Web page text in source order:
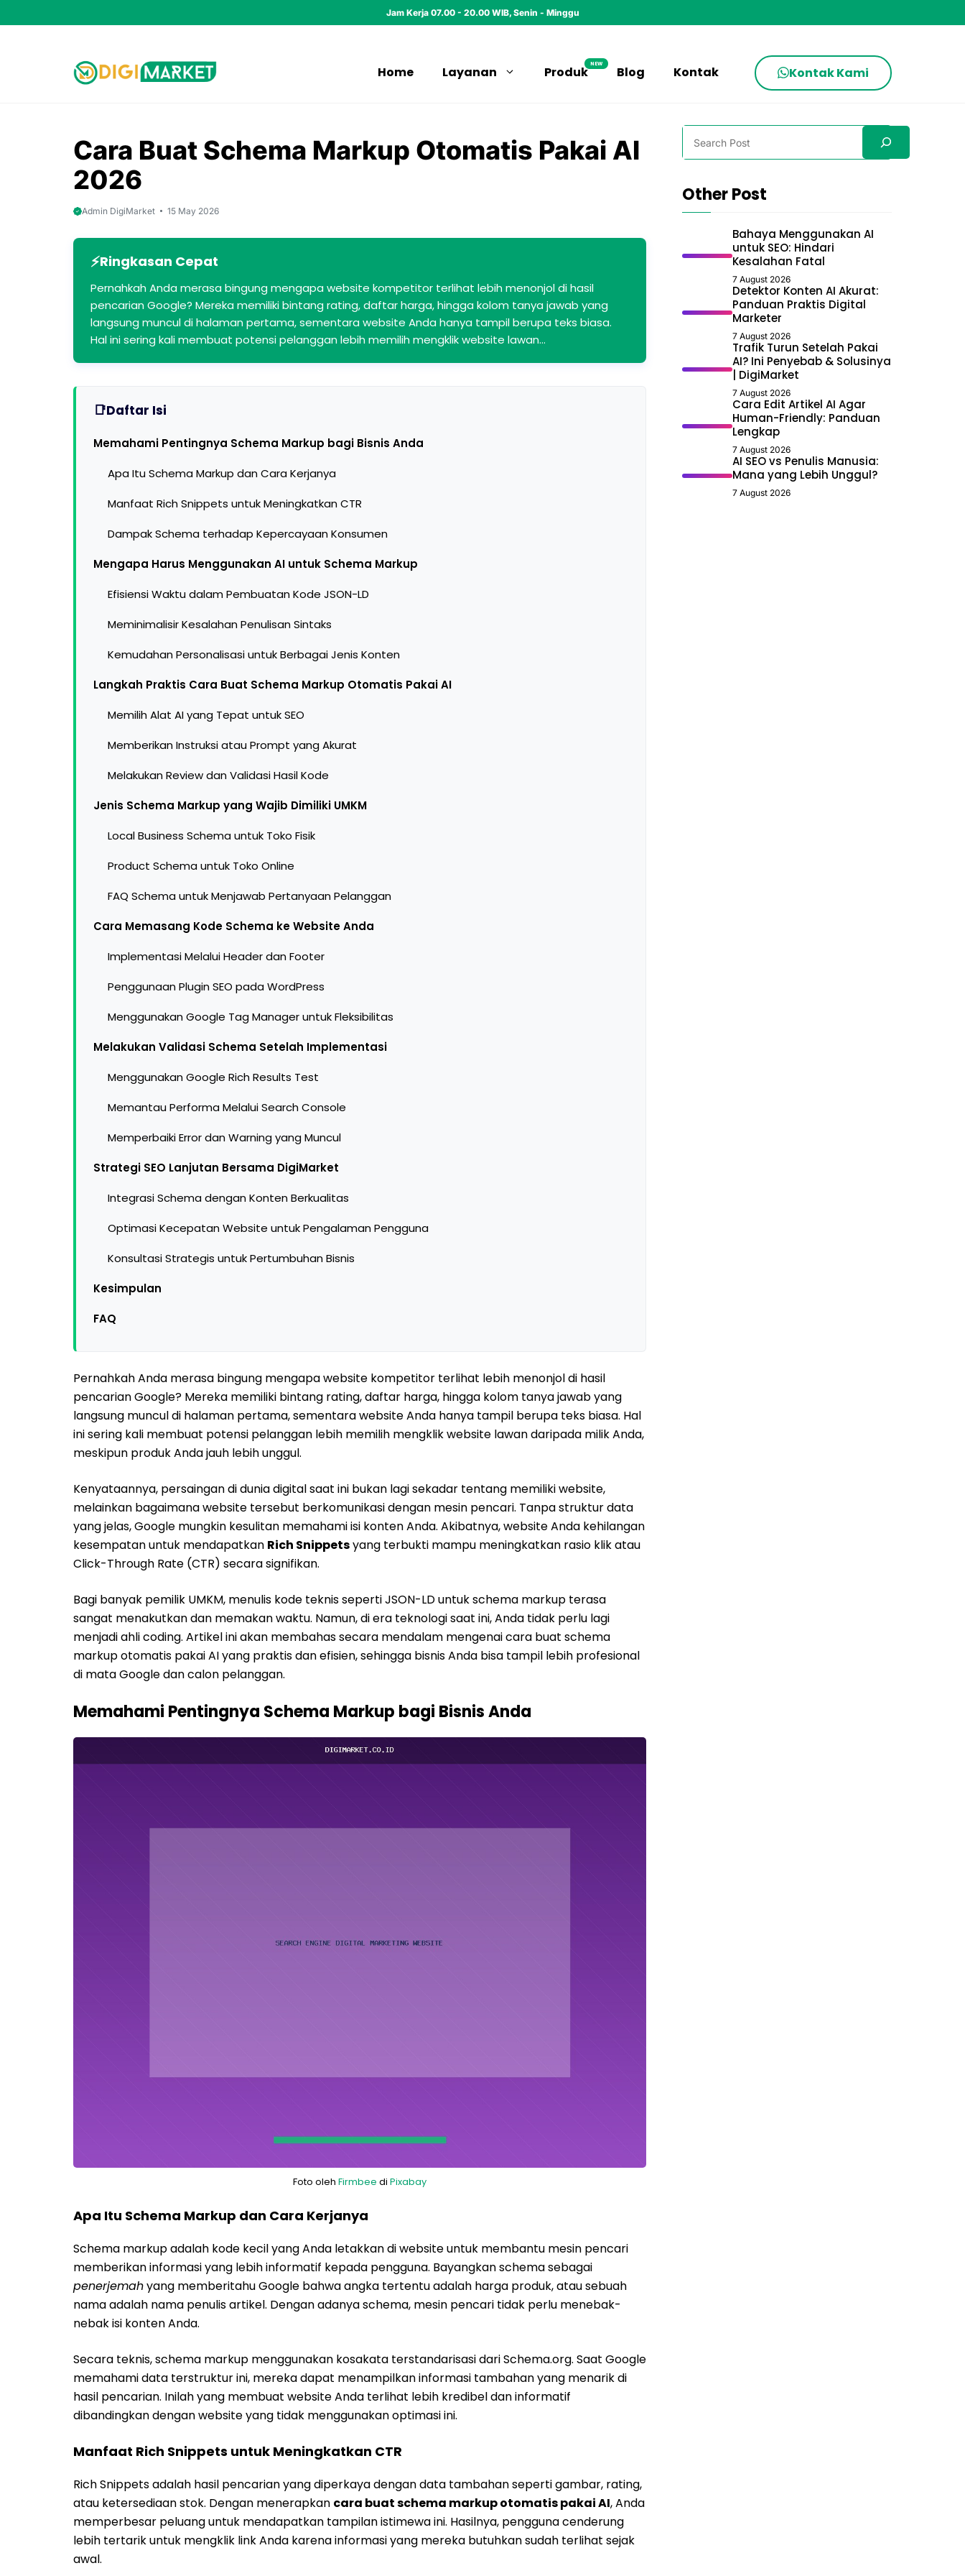
to
Jam Kerja 07.00 - 20.00 WIB, Senin - Minggu
Home Layanan Produk
NEW
Blog Kontak Kontak Kami
Cara Buat Schema Markup Otomatis Pakai AI
2026
Admin DigiMarket 15 May 2026
Ringkasan Cepat
Pernahkah Anda merasa bingung mengapa website kompetitor terlihat lebih menonjol di hasil
pencarian Google? Mereka memiliki bintang rating, daftar harga, hingga kolom tanya jawab yang
langsung muncul di halaman pertama, sementara website Anda hanya tampil berupa teks biasa.
Hal ini sering kali membuat potensi pelanggan lebih memilih mengklik website lawan…
Daftar Isi
Memahami Pentingnya Schema Markup bagi Bisnis Anda
Apa Itu Schema Markup dan Cara Kerjanya
Manfaat Rich Snippets untuk Meningkatkan CTR
Dampak Schema terhadap Kepercayaan Konsumen
Mengapa Harus Menggunakan AI untuk Schema Markup
Efisiensi Waktu dalam Pembuatan Kode JSON-LD
Meminimalisir Kesalahan Penulisan Sintaks
Kemudahan Personalisasi untuk Berbagai Jenis Konten
Langkah Praktis Cara Buat Schema Markup Otomatis Pakai AI
Memilih Alat AI yang Tepat untuk SEO
Memberikan Instruksi atau Prompt yang Akurat
Melakukan Review dan Validasi Hasil Kode
Jenis Schema Markup yang Wajib Dimiliki UMKM
Local Business Schema untuk Toko Fisik
Product Schema untuk Toko Online
FAQ Schema untuk Menjawab Pertanyaan Pelanggan
Cara Memasang Kode Schema ke Website Anda
Implementasi Melalui Header dan Footer
Penggunaan Plugin SEO pada WordPress
Menggunakan Google Tag Manager untuk Fleksibilitas
Melakukan Validasi Schema Setelah Implementasi
Menggunakan Google Rich Results Test
Memantau Performa Melalui Search Console
Memperbaiki Error dan Warning yang Muncul
Strategi SEO Lanjutan Bersama DigiMarket
Integrasi Schema dengan Konten Berkualitas
Optimasi Kecepatan Website untuk Pengalaman Pengguna
Konsultasi Strategis untuk Pertumbuhan Bisnis
Kesimpulan
FAQ
Pernahkah Anda merasa bingung mengapa website kompetitor terlihat lebih menonjol di hasil
pencarian Google? Mereka memiliki bintang rating, daftar harga, hingga kolom tanya jawab yang
langsung muncul di halaman pertama, sementara website Anda hanya tampil berupa teks biasa. Hal
ini sering kali membuat potensi pelanggan lebih memilih mengklik website lawan daripada milik Anda,
meskipun produk Anda jauh lebih unggul.
Kenyataannya, persaingan di dunia digital saat ini bukan lagi sekadar tentang memiliki website,
melainkan bagaimana website tersebut berkomunikasi dengan mesin pencari. Tanpa struktur data
yang jelas, Google mungkin kesulitan memahami isi konten Anda. Akibatnya, website Anda kehilangan
kesempatan untuk mendapatkan Rich Snippetsyang terbukti mampu meningkatkan rasio klik atau
Click-Through Rate (CTR) secara signifikan.
Bagi banyak pemilik UMKM, menulis kode teknis seperti JSON-LD untuk schema markup terasa
sangat menakutkan dan memakan waktu. Namun, di era teknologi saat ini, Anda tidak perlu lagi
menjadi ahli coding. Artikel ini akan membahas secara mendalam mengenai cara buat schema
markup otomatis pakai AI yang praktis dan efisien, sehingga bisnis Anda bisa tampil lebih profesional
di mata Google dan calon pelanggan.
Memahami Pentingnya Schema Markup bagi Bisnis Anda
Foto oleh Firmbee di Pixabay
Apa Itu Schema Markup dan Cara Kerjanya
Schema markup adalah kode kecil yang Anda letakkan di website untuk membantu mesin pencari
memberikan informasi yang lebih informatif kepada pengguna. Bayangkan schema sebagai
penerjemahyang memberitahu Google bahwa angka tertentu adalah harga produk, atau sebuah
nama adalah nama penulis artikel. Dengan adanya schema, mesin pencari tidak perlu menebak-
nebak isi konten Anda.
Secara teknis, schema markup menggunakan kosakata terstandarisasi dari Schema.org. Saat Google
memahami data terstruktur ini, mereka dapat menampilkan informasi tambahan yang menarik di
hasil pencarian. Inilah yang membuat website Anda terlihat lebih kredibel dan informatif
dibandingkan dengan website yang tidak menggunakan optimasi ini.
Manfaat Rich Snippets untuk Meningkatkan CTR
Rich Snippets adalah hasil pencarian yang diperkaya dengan data tambahan seperti gambar, rating,
atau ketersediaan stok. Dengan menerapkan cara buat schema markup otomatis pakai AI, Anda
memperbesar peluang untuk mendapatkan tampilan istimewa ini. Hasilnya, pengguna cenderung
lebih tertarik untuk mengklik link Anda karena informasi yang mereka butuhkan sudah terlihat sejak
awal.
Search
Other Post
Bahaya Menggunakan AI
untuk SEO: Hindari
Kesalahan Fatal
7 August 2026
Detektor Konten AI Akurat:
Panduan Praktis Digital
Marketer
7 August 2026
Trafik Turun Setelah Pakai
AI? Ini Penyebab & Solusinya
| DigiMarket
7 August 2026
Cara Edit Artikel AI Agar
Human-Friendly: Panduan
Lengkap
7 August 2026
AI SEO vs Penulis Manusia:
Mana yang Lebih Unggul?
7 August 2026